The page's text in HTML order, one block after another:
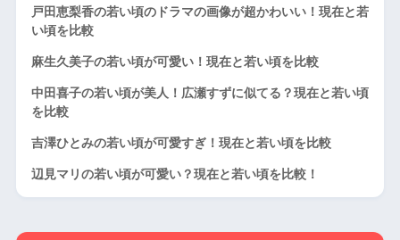
戸田恵梨香の若い頃のドラマの画像が超かわいい！現在と若
い頃を比較
麻生久美子の若い頃が可愛い！現在と若い頃を比較
中田喜子の若い頃が美人！広瀬すずに似てる？現在と若い頃
を比較
吉澤ひとみの若い頃が可愛すぎ！現在と若い頃を比較
辺見マリの若い頃が可愛い？現在と若い頃を比較！